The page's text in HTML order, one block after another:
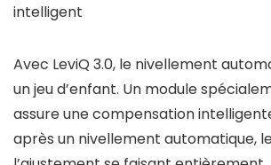
intelligent
Avec LeviQ 3.0, le nivellement
un jeu d’enfant. Un module
assure une compensation
après un nivellement automatique,